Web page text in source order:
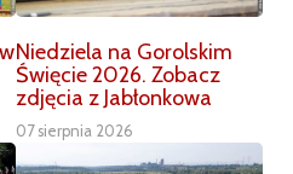
Niedziela na Gorolskim
Święcie 2026. Zobacz
zdjęcia z Jabłonkowa
07 sierpnia 2026